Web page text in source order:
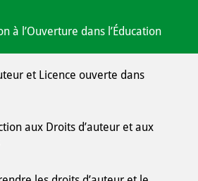
à l’Ouverture dans l’Éducation
et Licence ouverte dans
aux Droits d’auteur et aux